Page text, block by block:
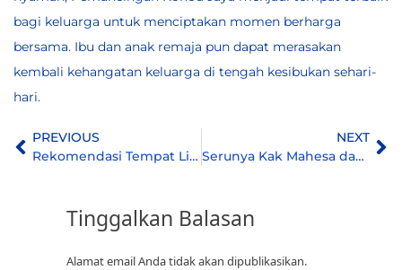
bagi keluarga untuk menciptakan momen berharga
bersama. Ibu dan anak remaja pun dapat merasakan
kembali kehangatan keluarga di tengah kesibukan sehari-
hari.
PREVIOUS
Rekomendasi Tempat Liburan di Wisata Pemancingan Keluarga Tangerang
NEXT
Serunya Kak Mahesa dan Keluarga Liburan Di Wisata Pemancingan Bawal!
Tinggalkan Balasan
Alamat email Anda tidak akan dipublikasikan.